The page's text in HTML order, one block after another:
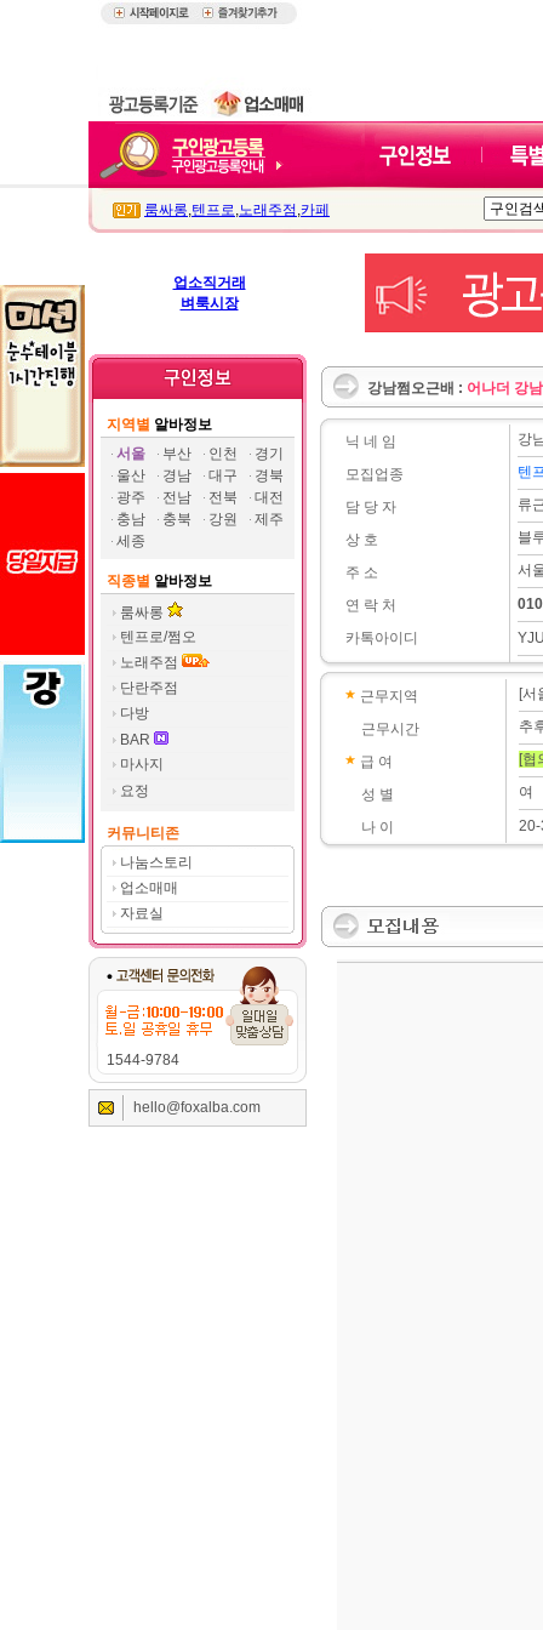
룸싸롱,텐프로,노래주점 ,카페
업소직거래
벼룩시장
지역별 알바정보
서울
부산 인천
경기
울산
경남 대구
경북
광주
전남 전북
대전
충남
충북 강원
제주
세종
직종별 알바정보
룸싸롱
텐프로/쩜오
노래주점
단란주점
다방
BAR
마사지
요정
커뮤니티존
나눔스토리
업소매매
자료실
1544-9784
hello@foxalba.com
강남쩜오근배 : 어나더 강
닉 네 임
모집업종
담 당 자
상 호
주 소
연 락 처
카톡아이디
강
텐
류
블
서
근무지역
근무시간
급 여
성 별
나 이
[서
추
[협
여